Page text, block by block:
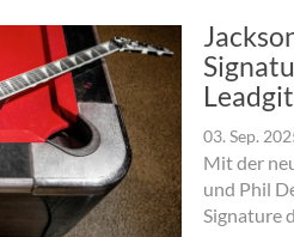
03. Sep.
Mit der
und Phil
Signature